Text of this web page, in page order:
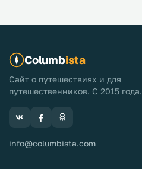
Columbista
Сайт о путешествиях и для
путешественников. С 2015 года.
info@columbista.com